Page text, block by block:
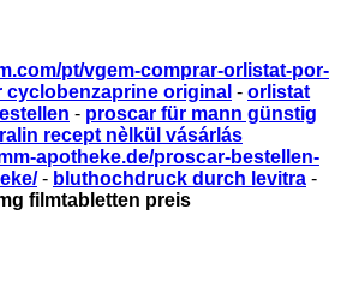
pt/vgem-comprar-orlistat-por-
cyclobenzaprine original - orlistat
- proscar für mann günstig
recept nèlkül vásárlás
apotheke.de/proscar-bestellen-
- bluthochdruck durch levitra -
filmtabletten preis